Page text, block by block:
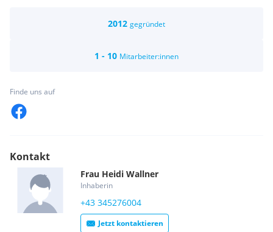
Stundenausmaß von 20 bis 30 Wochenstunden wobei etwa
15 Wochenstunden als Köchin/Koch und die restliche Zeit als
Verkaufshelfer/in zu arbeiten sind. Wir erwarten eine
Eine Einschulung in die vegetarische Vollwertküche ist
selbstverständlich.
Wir bieten eine Arbeitsstelle in einem familiären Umfeld mit
nettem Team und viel Freiraum zur Entfaltung sowie
attraktiver Arbeitszeit.
2012 gegründet
1 - 10 Mitarbeiter:innen
Finde uns auf
Kontakt
Frau Heidi Wallner
Inhaberin
+43 345276004
Jetzt kontaktieren